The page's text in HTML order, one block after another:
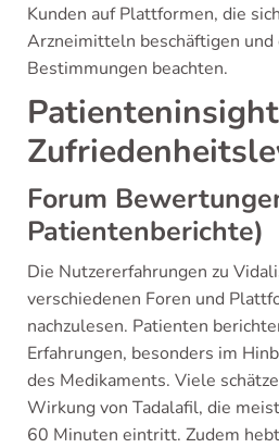
Kunden auf Plattformen, die
Arzneimitteln beschäftigen und
Bestimmungen beachten.
Forum
Patientenberichte)
Die Nutzererfahrungen zu
verschiedenen Foren und
nachzulesen. Patienten
Erfahrungen, besonders im
des Medikaments. Viele
Wirkung von Tadalafil, die
60 Minuten eintritt. Zudem